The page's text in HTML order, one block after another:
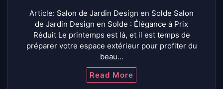
Article: Salon de Jardin Design en Solde Salon
de Jardin Design en Solde : Élégance à Prix
Réduit Le printemps est là, et il est temps de
préparer votre espace extérieur pour profiter du
beau…
Read More